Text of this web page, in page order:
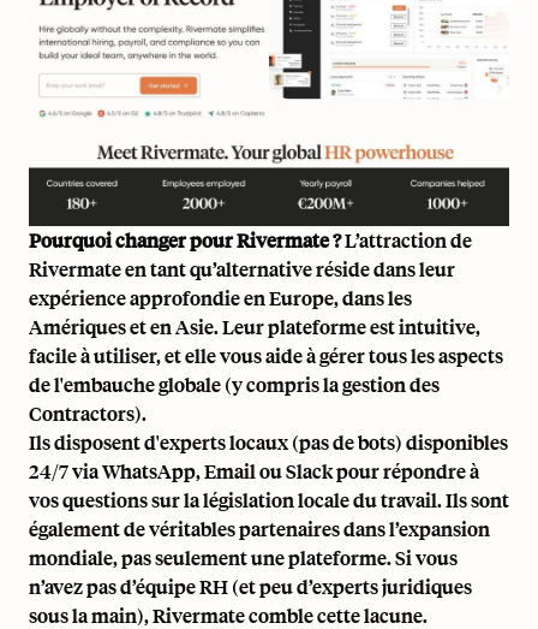
Pourquoi changer pour Rivermate ?L’attraction de
Rivermate en tant qu’alternative réside dans leur
expérience approfondie en Europe, dans les
Amériques et en Asie. Leur plateforme est intuitive,
facile à utiliser, et elle vous aide à gérer tous les aspects
de l'embauche globale (y compris la gestion des
Contractors).
Ils disposent d'experts locaux (pas de bots) disponibles
24/7 via WhatsApp, Email ou Slack pour répondre à
vos questions sur la législation locale du travail. Ils sont
également de véritables partenaires dans l’expansion
mondiale, pas seulement une plateforme. Si vous
n’avez pas d’équipe RH (et peu d’experts juridiques
sous la main), Rivermate comble cette lacune.